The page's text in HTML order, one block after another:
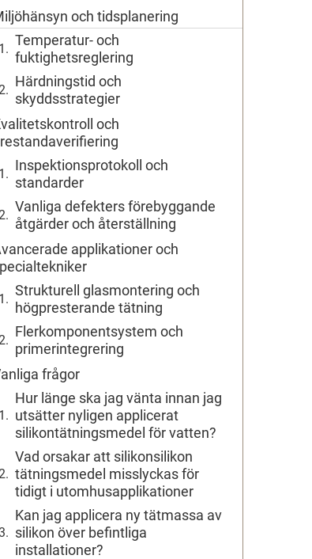
och tidsplanering
Temperatur- och
fuktighetsreglering
Härdningstid och
skyddsstrategier
och
Inspektionsprotokoll och
standarder
Vanliga defekters förebyggande
åtgärder och återställning
applikationer och
Strukturell glasmontering och
högpresterande tätning
Flerkomponentsystem och
primerintegrering
frågor
Hur länge ska jag vänta innan jag
utsätter nyligen applicerat
silikontätningsmedel för vatten?
Vad orsakar att silikonsilikon
tätningsmedel misslyckas för
tidigt i utomhusapplikationer
Kan jag applicera ny tätmassa av
silikon över befintliga
installationer?